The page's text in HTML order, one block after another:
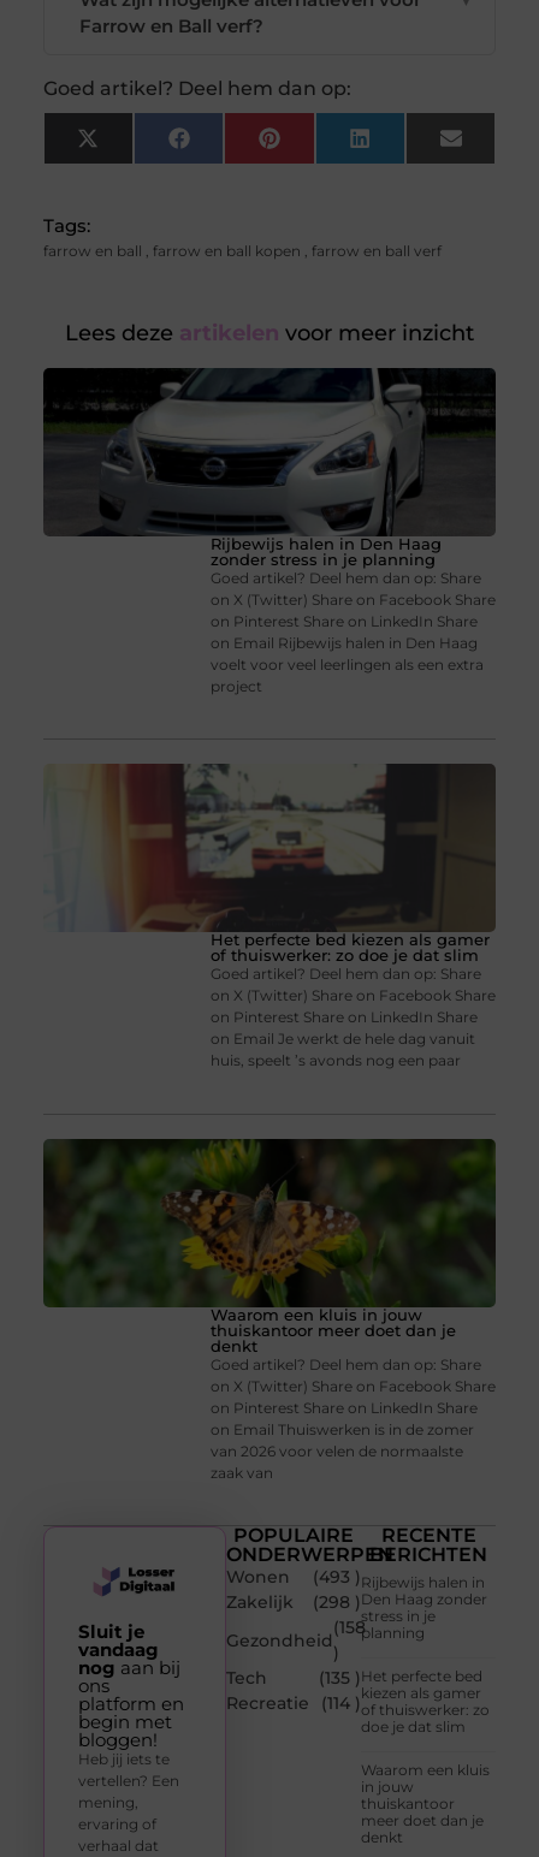
Farrow en Ball verf?
Goed artikel? Deel hem dan op:
X
(Twitter)
FacebookPinterest LinkedIn Email
Tags:
farrow en ball , farrow en ball kopen , farrow en ball verf
Lees deze artikelen voor meer inzicht
Rijbewijs halen in Den Haag
zonder stress in je planning
Goed artikel? Deel hem dan op: Share
on X (Twitter) Share on Facebook Share
on Pinterest Share on LinkedIn Share
on Email Rijbewijs halen in Den Haag
voelt voor veel leerlingen als een extra
project
Het perfecte bed kiezen als gamer
of thuiswerker: zo doe je dat slim
Goed artikel? Deel hem dan op: Share
on X (Twitter) Share on Facebook Share
on Pinterest Share on LinkedIn Share
on Email Je werkt de hele dag vanuit
huis, speelt ’s avonds nog een paar
Waarom een kluis in jouw
thuiskantoor meer doet dan je
denkt
Goed artikel? Deel hem dan op: Share
on X (Twitter) Share on Facebook Share
on Pinterest Share on LinkedIn Share
on Email Thuiswerken is in de zomer
van 2026 voor velen de normaalste
zaak van
POPULAIRE
ONDERWERPEN
Wonen
(493 )
Zakelijk
(298 )
Gezondheid
(158
)
Tech
(135 )
Recreatie
(114 )
RECENTE
BERICHTEN
Rijbewijs halen in
Den Haag zonder
stress in je
planning
Het perfecte bed
kiezen als gamer
of thuiswerker: zo
doe je dat slim
Waarom een kluis
in jouw
thuiskantoor
meer doet dan je
denkt
Sluit je
vandaag
nog aan bij
ons
platform en
begin met
bloggen!
Heb jij iets te
vertellen? Een
mening,
ervaring of
verhaal dat